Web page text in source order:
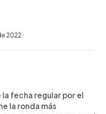
2022
la fecha regular por el
la ronda más